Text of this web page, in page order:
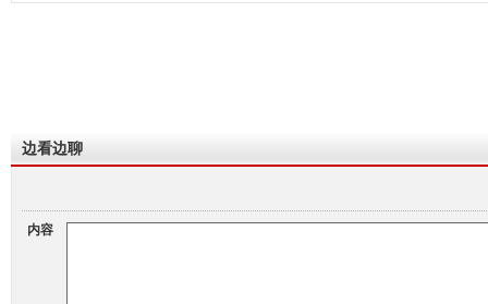
边看边聊
内容